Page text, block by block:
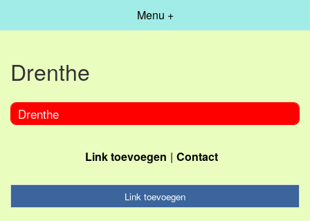
Menu +
Drenthe
Drenthe
Link toevoegen Contact
Link toevoegen